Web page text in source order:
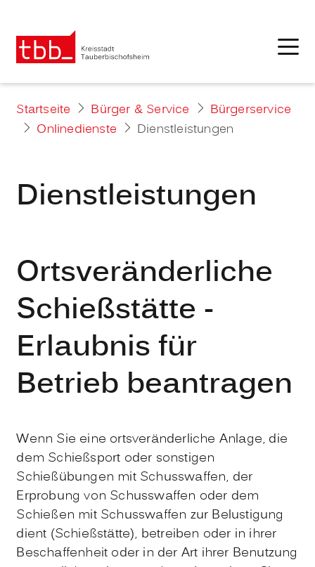
Startseite Bürger & Service
Bürgerservice
Onlinedienste
Dienstleistungen
Dienstleistungen
Ortsveränderliche
Schießstätte -
Erlaubnis für
Betrieb beantragen
Wenn Sie eine ortsveränderliche Anlage, die
dem Schießsport oder sonstigen
Schießübungen mit Schusswaffen, der
Erprobung von Schusswaffen oder dem
Schießen mit Schusswaffen zur Belustigung
dient (Schießstätte), betreiben oder in ihrer
Beschaffenheit oder in der Art ihrer Benutzung